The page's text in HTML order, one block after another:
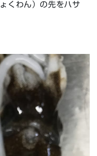
くわん）の先をハサ